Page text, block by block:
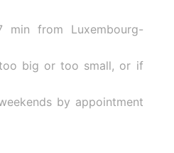
min from Luxembourg-
big or too small, or if
by appointment